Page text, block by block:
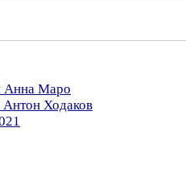
Анна Маро
Антон Ходаков